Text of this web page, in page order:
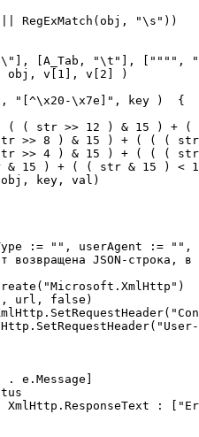
RegExMatch(obj, "\s"))
[A_Tab, "\t"], ["""",
obj, v[1], v[2] )
"[^\x20-\x7e]", key )  {
( ( str >> 12 ) & 15 ) +
>> 8 ) & 15 ) + ( ( (
>> 4 ) & 15 ) + ( ( (
& 15 ) + ( ( str & 15 ) <
key, val)
:= "", userAgent := "",
возвращена JSON-строка,
url, false)
. e.Message]
XmlHttp.ResponseText :